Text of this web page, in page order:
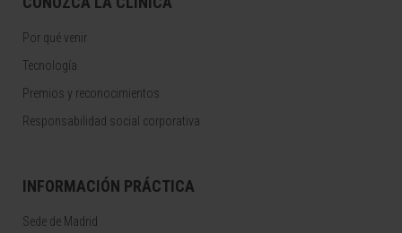
Por qué venir
Tecnología
Premios y reconocimientos
Responsabilidad social corporativa
INFORMACIÓN PRÁCTICA
Sede de Madrid